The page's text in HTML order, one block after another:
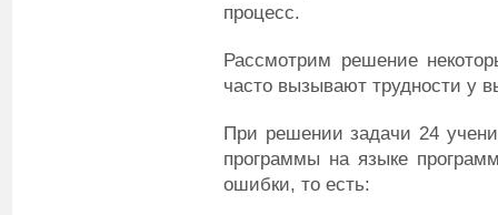
процесс.
Рассмотрим решение
часто вызывают трудности у
При решении задачи 24
программы на языке
ошибки, то есть: